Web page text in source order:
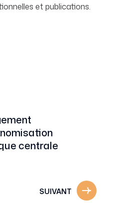
et publications.
centrale
SUIVANT